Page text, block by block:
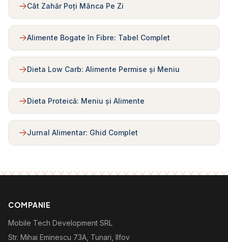
Cât Zahăr Poți Mânca Pe Zi
Alimente Bogate în Fibre: Tabel Complet
Dieta Low Carb: Alimente Permise și Meniu
Dieta Proteică: Meniu și Alimente
Jurnal Alimentar: Ghid Complet
COMPANIE
Mobile Tech Development SRL
Str. Mihai Eminescu 73A, Tunari, Ilfov